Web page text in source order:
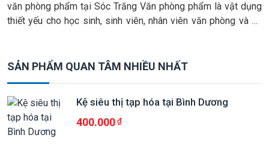
văn phòng phẩm tại Sóc Trăng Văn phòng phẩm là vật dụng
thiết yếu cho học sinh, sinh viên, nhân viên văn phòng và cả
SẢN PHẨM QUAN TÂM NHIỀU NHẤT
Kệ siêu thị tạp hóa tại Bình Dương
400.000